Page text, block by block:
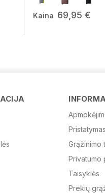
Kaina 69,95 €
Pristatymas
Grąžinimo
Privatumo
Taisyklės
Prekių